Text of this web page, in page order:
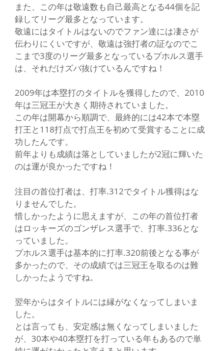
また、この年は敬遠数も自己最高となる44個を記
録してリーグ最多となっています。
敬遠にはタイトルはないのでファン達には凄さが
伝わりにくいですが、敬遠は強打者の証なのでこ
こまで3度のリーグ最多となっているプホルス選手
は、それだけズバ抜けているんですね！
2009年は本塁打のタイトルを獲得したので、2010
年は三冠王が大きく期待されていました。
この年は開幕から順調で、最終的には42本で本塁
打王と118打点で打点王を初めて受賞することに成
功したんです。
前年よりも成績は落としていましたが2冠に輝いた
のは運が良かったですね！
注目の首位打者は、打率.312でタイトル獲得はな
りませんでした。
惜しかったように思えますが、この年の首位打者
はロッキーズのゴンザレス選手で、打率.336とな
っていました。
プホルス選手は基本的に打率.320前後となる事が
多かったので、その成績では三冠王を取るのは難
しかったようですね。
翌年からはタイトルには縁がなくなってしまいま
した。
とは言っても、安定感は無くなってしまいました
が、30本や40本塁打を打っている年もあるので単